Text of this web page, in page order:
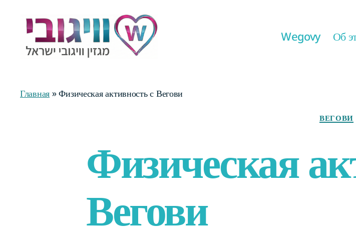
Wegovy Об
Главная »Физическая активность с Вегови
ВЕГОВИ
Физическая
Вегови